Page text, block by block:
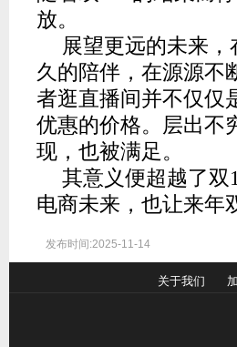
放。
展望更远的未来
久的陪伴，在源源不
者逛直播间并不仅仅
优惠的价格。层出不
现，也被满足。
其意义便超越了
电商未来，也让来年
发布时间:2025-11-14
关于我们